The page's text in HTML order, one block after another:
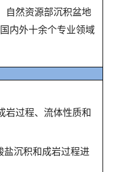
自然资源部沉积盆地
内外十余个专业领域
岩过程、流体性质和
盐沉积和成岩过程进